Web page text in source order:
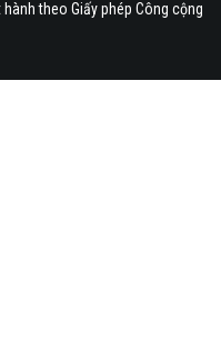
hành theo Giấy phép Công cộng